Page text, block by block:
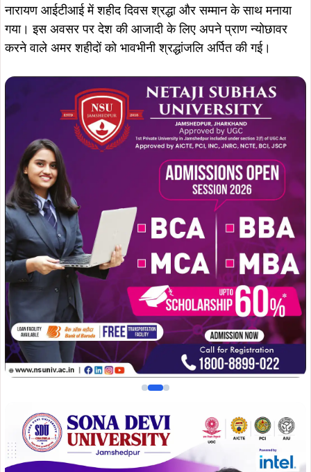
नारायण आईटीआई में शहीद दिवस श्रद्धा और सम्मान के साथ मनाया
गया। इस अवसर पर देश की आजादी के लिए अपने प्राण न्योछावर
करने वाले अमर शहीदों को भावभीनी श्रद्धांजलि अर्पित की गई।